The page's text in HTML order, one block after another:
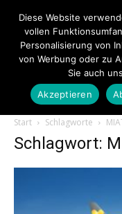
Start Schlagworte
Schlagwort:
Diese Website
vollen
Personalisierung von
von Werbung oder zu
Sie auch
Akzeptieren